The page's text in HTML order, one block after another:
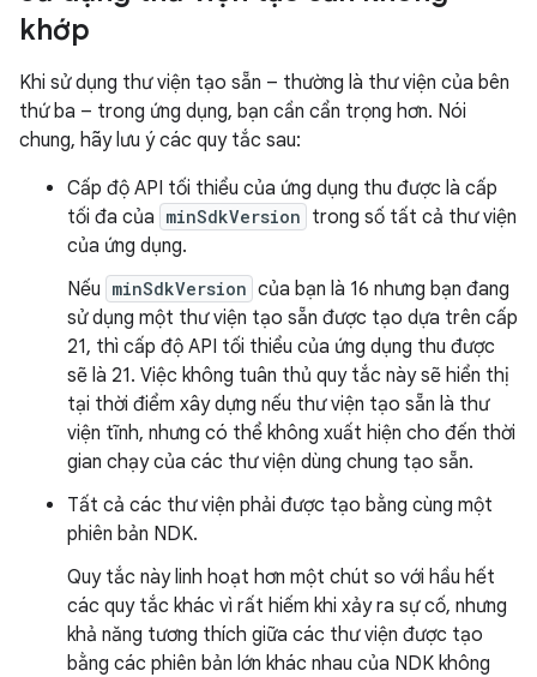
khớp
Khi sử dụng thư viện tạo sẵn – thường là thư viện của bên
thứ ba – trong ứng dụng, bạn cần cẩn trọng hơn. Nói
chung, hãy lưu ý các quy tắc sau:
Cấp độ API tối thiểu của ứng dụng thu được là cấp
tối đa của minSdkVersion trong số tất cả thư viện
của ứng dụng.
Nếu minSdkVersion của bạn là 16 nhưng bạn đang
sử dụng một thư viện tạo sẵn được tạo dựa trên cấp
21, thì cấp độ API tối thiểu của ứng dụng thu được
sẽ là 21. Việc không tuân thủ quy tắc này sẽ hiển thị
tại thời điểm xây dựng nếu thư viện tạo sẵn là thư
viện tĩnh, nhưng có thể không xuất hiện cho đến thời
gian chạy của các thư viện dùng chung tạo sẵn.
Tất cả các thư viện phải được tạo bằng cùng một
phiên bản NDK.
Quy tắc này linh hoạt hơn một chút so với hầu hết
các quy tắc khác vì rất hiếm khi xảy ra sự cố, nhưng
khả năng tương thích giữa các thư viện được tạo
bằng các phiên bản lớn khác nhau của NDK không